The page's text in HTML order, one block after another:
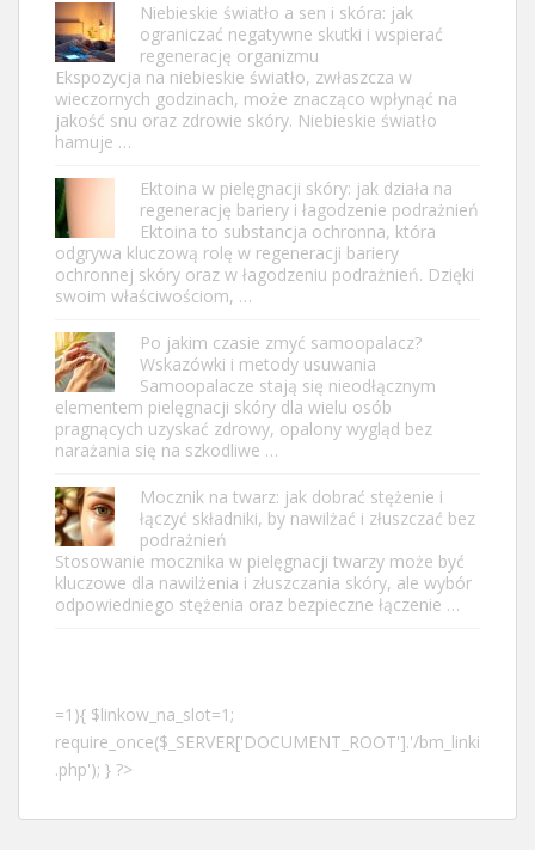
Niebieskie światło a sen i skóra: jak
ograniczać negatywne skutki i wspierać
regenerację organizmu
Ekspozycja na niebieskie światło, zwłaszcza w
wieczornych godzinach, może znacząco wpłynąć na
jakość snu oraz zdrowie skóry. Niebieskie światło
hamuje …
Ektoina w pielęgnacji skóry: jak działa na
regenerację bariery i łagodzenie podrażnień
Ektoina to substancja ochronna, która
odgrywa kluczową rolę w regeneracji bariery
ochronnej skóry oraz w łagodzeniu podrażnień. Dzięki
swoim właściwościom, …
Po jakim czasie zmyć samoopalacz?
Wskazówki i metody usuwania
Samoopalacze stają się nieodłącznym
elementem pielęgnacji skóry dla wielu osób
pragnących uzyskać zdrowy, opalony wygląd bez
narażania się na szkodliwe …
Mocznik na twarz: jak dobrać stężenie i
łączyć składniki, by nawilżać i złuszczać bez
podrażnień
Stosowanie mocznika w pielęgnacji twarzy może być
kluczowe dla nawilżenia i złuszczania skóry, ale wybór
odpowiedniego stężenia oraz bezpieczne łączenie …
=1){ $linkow_na_slot=1;
require_once($_SERVER['DOCUMENT_ROOT'].'/bm_linki
.php'); } ?>